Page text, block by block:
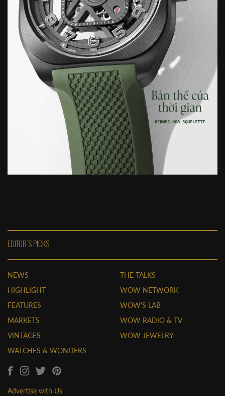
EDITOR'S PICKS
NEWS
HIGHLIGHT
FEATURES
MARKETS
VINTAGES
WATCHES & WONDERS
THE TALKS
WOW NETWORK
WOW'S LAB
WOW RADIO & TV
WOW JEWELRY
Advertise with Us